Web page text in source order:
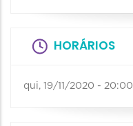
HORÁRIOS
qui, 19/11/2020 - 20:00